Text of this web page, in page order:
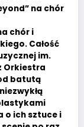
na chór
chór i
Całość
im.
Orkiestra
batutą
o ich sztuce i